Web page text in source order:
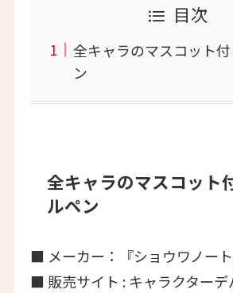
目次
全キャラのマスコット
ン
全キャラのマスコット
ルペン
■ メーカー：『ショウワノート
■ 販売サイト : キャラクターデ